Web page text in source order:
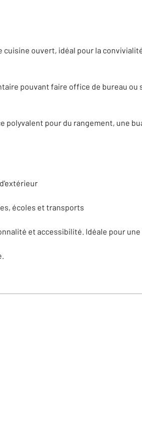
ouvert, idéal pour la
pouvant faire office de bureau ou
pour du rangement, une
écoles et transports
et accessibilité. Idéale pour